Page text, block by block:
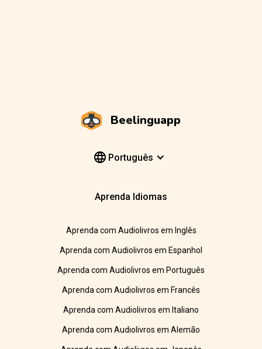
Beelinguapp
Português
Aprenda Idiomas
Aprenda com Audiolivros em Inglês
Aprenda com Audiolivros em Espanhol
Aprenda com Audiolivros em Português
Aprenda com Audiolivros em Francês
Aprenda com Audiolivros em Italiano
Aprenda com Audiolivros em Alemão